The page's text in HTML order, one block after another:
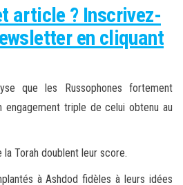
article ? Inscrivez-
en cliquant
que les Russophones fortement
engagement triple de celui obtenu au
Torah doublent leur score.
à Ashdod fidèles à leurs idées